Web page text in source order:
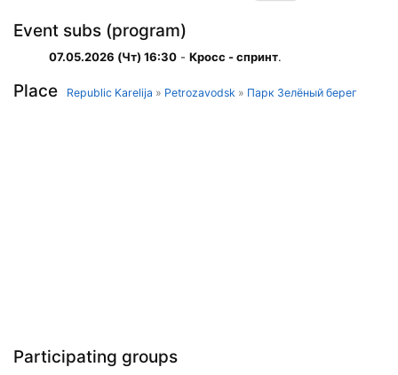
Event subs (program)
07.05.2026 (Чт) 16:30 - Кросс - спринт.
Place Republic Karelija » Petrozavodsk » Парк Зелёный берег
Participating groups